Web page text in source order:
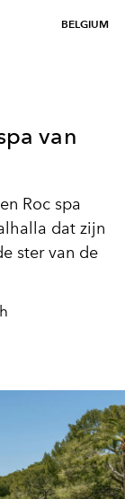
BELGIUM
van
Roc spa
dat zijn
ster van de